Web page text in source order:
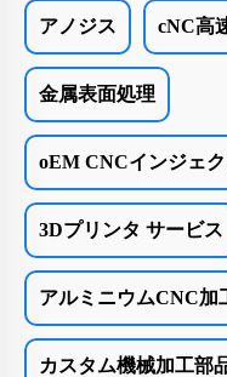
アノジス cNC高
金属表面処理
oEM CNCインジェ
3Dプリンタ サービス
アルミニウムCNC加
カスタム機械加工部